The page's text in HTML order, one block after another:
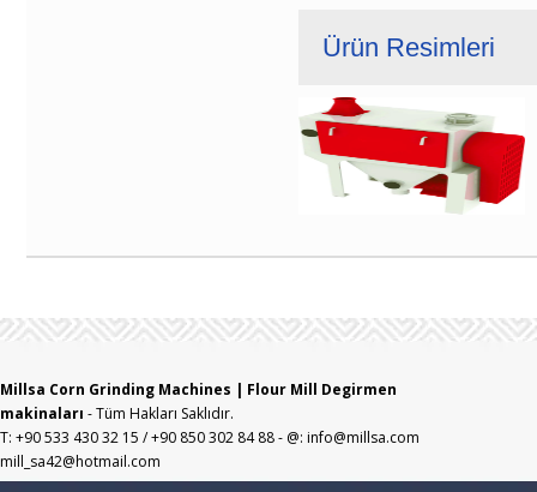
Ürün Resimleri
Millsa Corn Grinding Machines | Flour Mill Degirmen
makinaları - Tüm Hakları Saklıdır.
T: +90 533 430 32 15 / +90 850 302 84 88 - @: info@millsa.com
mill_sa42@hotmail.com